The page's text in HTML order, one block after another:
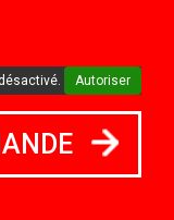
Autoriser